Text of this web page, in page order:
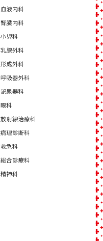
血液内科
腎臓内科
小児科
乳腺外科
形成外科
呼吸器外科
泌尿器科
眼科
放射線治療科
病理診断科
救急科
総合診療科
精神科